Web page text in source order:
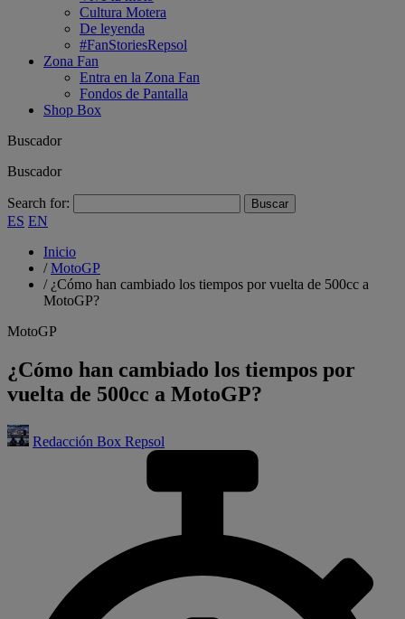
Cultura Motera
De leyenda
#FanStoriesRepsol
Zona Fan
Entra en la Zona Fan
Fondos de Pantalla
Shop Box
Buscador
Buscador
Search for:
ES EN
Inicio
/MotoGP
/ ¿Cómo han cambiado los tiempos por vuelta de 500cc a
MotoGP?
MotoGP
¿Cómo han cambiado los tiempos por
vuelta de 500cc a MotoGP?
Redacción Box Repsol